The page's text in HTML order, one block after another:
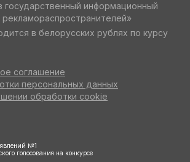
государственный информационный
в белорусских рублях по курсу
соглашение
персональных данных
обработки cookie
№1
голосования на конкурсе